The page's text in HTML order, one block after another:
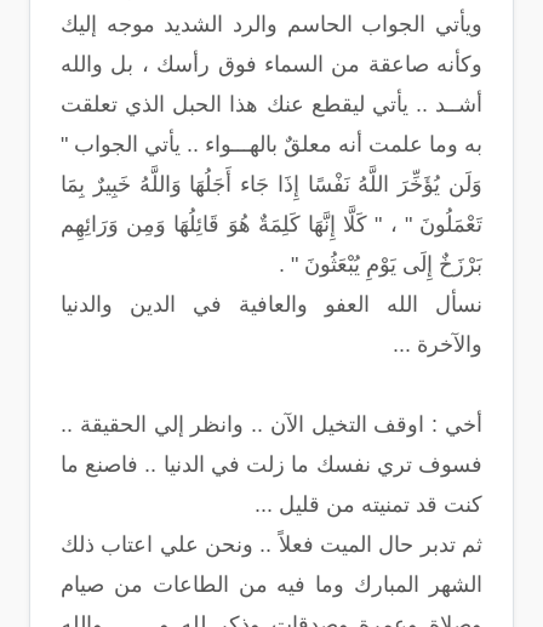
ويأتي الجواب الحاسم والرد الشديد موجه إليك
وكأنه صاعقة من السماء فوق رأسك ، بل والله
أشــد .. يأتي ليقطع عنك هذا الحبل الذي تعلقت
به وما علمت أنه معلقٌ بالهـــواء .. يأتي الجواب "
وَلَن يُؤَخِّرَ اللَّهُ نَفْسًا إِذَا جَاء أَجَلُهَا وَاللَّهُ خَبِيرٌ بِمَا
تَعْمَلُونَ " ، " كَلَّا إِنَّهَا كَلِمَةٌ هُوَ قَائِلُهَا وَمِن وَرَائِهِم
بَرْزَخٌ إِلَى يَوْمِ يُبْعَثُونَ " .
نسأل الله العفو والعافية في الدين والدنيا
والآخرة ...
أخي : اوقف التخيل الآن .. وانظر إلي الحقيقة ..
فسوف تري نفسك ما زلت في الدنيا .. فاصنع ما
كنت قد تمنيته من قليل ...
ثم تدبر حال الميت فعلاً .. ونحن علي اعتاب ذلك
الشهر المبارك وما فيه من الطاعات من صيام